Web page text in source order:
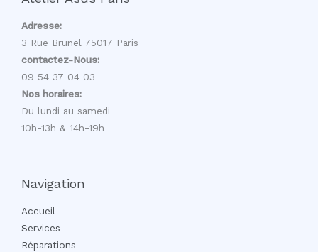
Adresse:
3 Rue Brunel 75017 Paris
contactez-Nous:
09 54 37 04 03
Nos horaires:
Du lundi au samedi
10h-13h & 14h-19h
Navigation
Accueil
Services
Réparations